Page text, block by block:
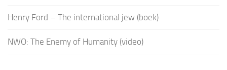
Henry Ford – The international jew (boek)
NWO: The Enemy of Humanity (video)